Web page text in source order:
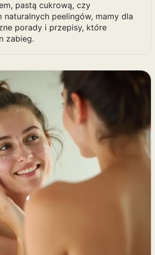
pastą cukrową, czy
naturalnych peelingów, mamy dla
porady i przepisy, które
zabieg.